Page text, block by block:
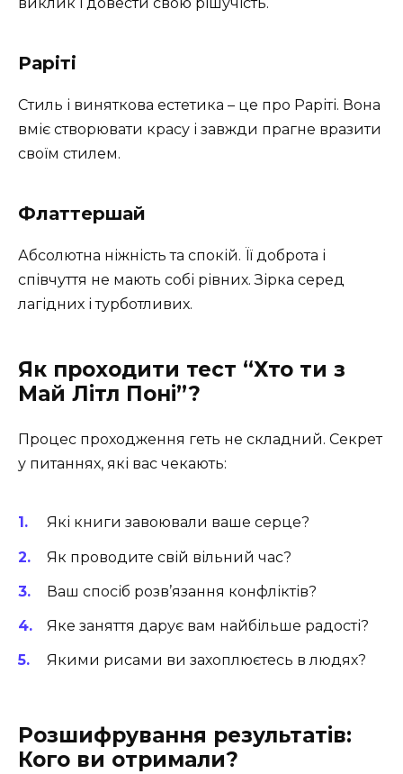
Раріті
Стиль і виняткова естетика – це про Раріті. Вона
вміє створювати красу і завжди прагне вразити
своїм стилем.
Флаттершай
Абсолютна ніжність та спокій. Її доброта і
співчуття не мають собі рівних. Зірка серед
лагідних і турботливих.
Як проходити тест “Хто ти з
Май Літл Поні”?
Процес проходження геть не складний. Секрет
у питаннях, які вас чекають:
Які книги завоювали ваше серце?
Як проводите свій вільний час?
Ваш спосіб розв’язання конфліктів?
Яке заняття дарує вам найбільше радості?
Якими рисами ви захоплюєтесь в людях?
Розшифрування результатів:
Кого ви отримали?